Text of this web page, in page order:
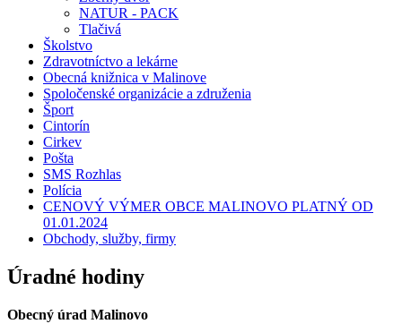
NATUR - PACK
Tlačivá
Školstvo
Zdravotníctvo a lekárne
Obecná knižnica v Malinove
Spoločenské organizácie a združenia
Šport
Cintorín
Cirkev
Pošta
SMS Rozhlas
Polícia
CENOVÝ VÝMER OBCE MALINOVO PLATNÝ OD
01.01.2024
Obchody, služby, firmy
Úradné hodiny
Obecný úrad Malinovo